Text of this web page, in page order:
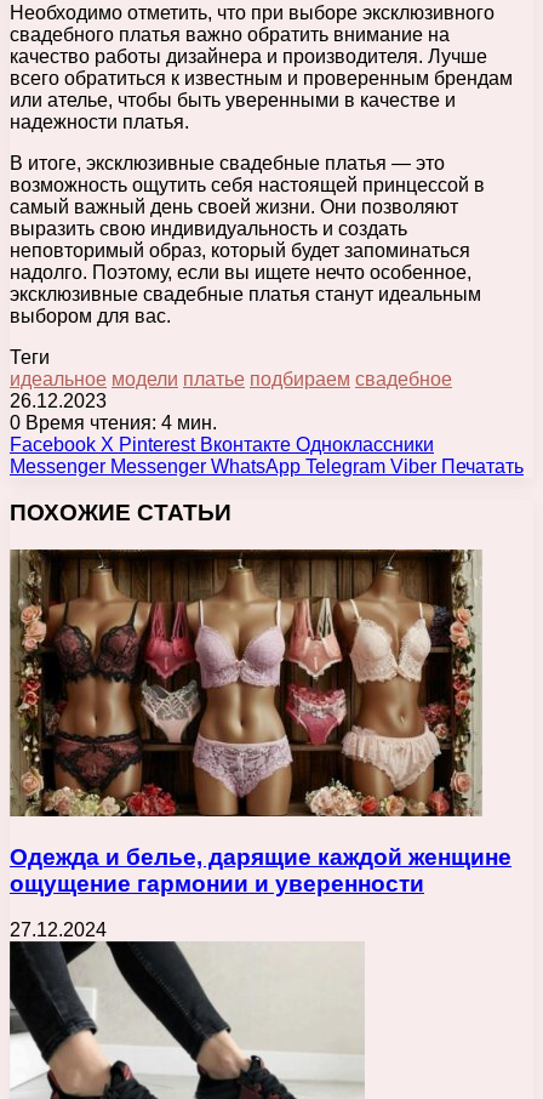
Необходимо отметить, что при выборе эксклюзивного
свадебного платья важно обратить внимание на
качество работы дизайнера и производителя. Лучше
всего обратиться к известным и проверенным брендам
или ателье, чтобы быть уверенными в качестве и
надежности платья.
В итоге, эксклюзивные свадебные платья — это
возможность ощутить себя настоящей принцессой в
самый важный день своей жизни. Они позволяют
выразить свою индивидуальность и создать
неповторимый образ, который будет запоминаться
надолго. Поэтому, если вы ищете нечто особенное,
эксклюзивные свадебные платья станут идеальным
выбором для вас.
Теги
идеальное модели платье подбираем свадебное
26.12.2023
0 Время чтения: 4 мин.
Facebook X Pinterest Вконтакте Одноклассники
Messenger Messenger WhatsApp Telegram Viber Печатать
ПОХОЖИЕ СТАТЬИ
Одежда и белье, дарящие каждой женщине
ощущение гармонии и уверенности
27.12.2024